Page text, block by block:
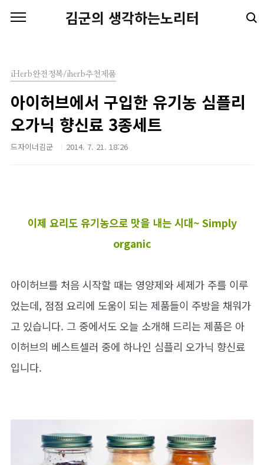
김군의 생각하는노리터
iHerb완전정복/iherb추천제품
아이허브에서 구입한 유기농 심플리
오가닉 향신료 3종세트
드자이너김군 2014. 7. 21. 18:26
이제 요리도 유기농으로 맛을 내는 시대~ Simply
organic
아이허브를 처음 시작할 때는 영양제와 세제가 주를 이루
었는데, 점점 요리에 도움이 되는 제품들이 주방을 채워가
고 있습니다. 그 중에서도 오늘 소개해 드리는 제품은 아
이허브의 베스트셀러 중에 하나인 심플리 오가닉 향신료
입니다.